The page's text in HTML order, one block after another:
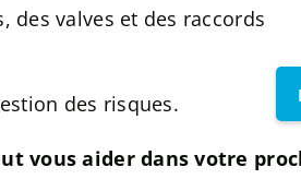
des valves et des raccords
des risques.
vous aider dans votre